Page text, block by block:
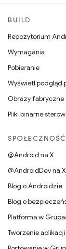
BUILD
Repozytorium
Wymagania
Pobieranie
Wyświetl podgląd
Obrazy fabryczne
Pliki binarne
SPOŁECZNOŚĆ
@Android na X
@AndroidDev na X
Blog o Androidzie
Blog o
Platforma w
Tworzenie